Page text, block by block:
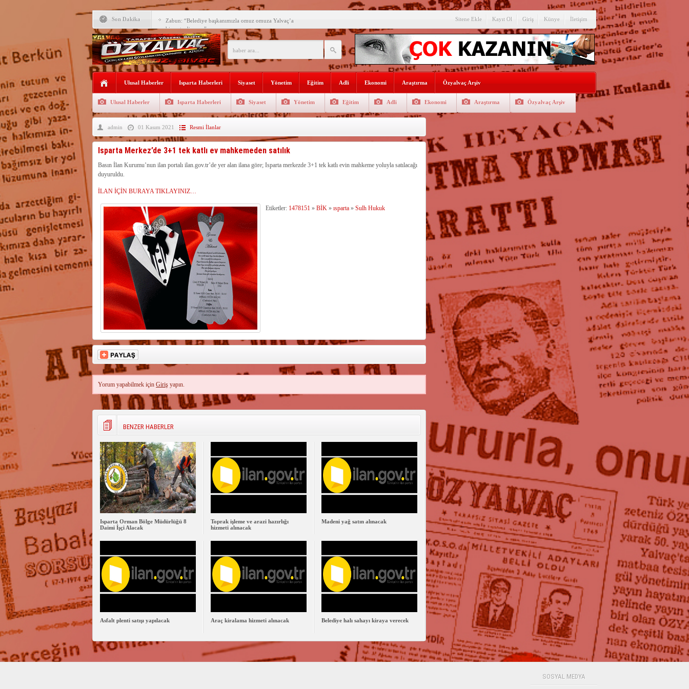
Son Dakika Zabun: “Belediye başkanımızla omuz omuza Yalvaç’a
hizmet ediyoruz”
Yeni öğretim yılı başlamadan ikili eğitime çözüm bulun
Yalvaç Festivali’ne görkemli açılış
Yalvaç’ta şimdi de Adliye Lojmanları yıkılıyor
Bir zamanlar Yalvaç, Ünlü Türk Ressamları Koleksiyonuna
Sahipti
Tunçbilek: “Ekmek Zammının Sorumlusu Fırıncı Değil,
Hükümettir”
Süreyya Sadi Bilgiç’ten Başkan Kodal’a ziyaret
Festivalde sünnet şöleni gerçekleştirildi
Sitene Ekle Kayıt Ol Giriş Künye İletişim
Ulusal Haberler Isparta Haberleri Siyaset Yönetim Eğitim Adli Ekonomi Araştırma Özyalvaç Arşiv
Ulusal Haberler Isparta Haberleri Siyaset Yönetim Eğitim Adli Ekonomi Araştırma Özyalvaç Arşiv
admin 01 Kasım 2021 Resmi İlanlar
Isparta Merkez’de 3+1 tek katlı ev mahkemeden satılık
Basın İlan Kurumu’nun ilan portalı ilan.gov.tr’de yer alan ilana göre; Isparta merkezde 3+1 tek katlı evin mahkeme yoluyla satılacağı
duyuruldu.
İLAN İÇİN BURAYA TIKLAYINIZ…
Etiketler: 1478151» BİK» ısparta» Sulh Hukuk
Yorum yapabilmek içinGiriş yapın.
BENZER HABERLER
Isparta Orman Bölge Müdürlüğü 8
Daimi İşçi Alacak
Toprak işleme ve arazi hazırlığı
hizmeti alınacak
Madeni yağ satın alınacak
Asfalt plenti satışı yapılacak Araç kiralama hizmeti alınacak Belediye halı sahayı kiraya verecek
SOSYAL MEDYA